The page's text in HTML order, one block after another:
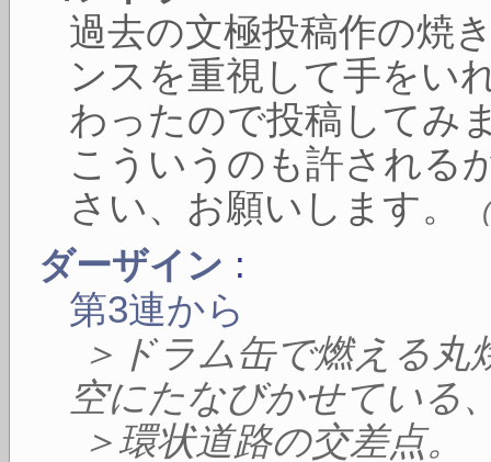
過去の文極投稿作の焼
ンスを重視して手をい
わったので投稿してみ
こういうのも許される
さい、お願いします。
(
ダーザイン :
第3連から
＞ドラム缶で燃える
空にたなびかせている
＞環状道路の交差点。